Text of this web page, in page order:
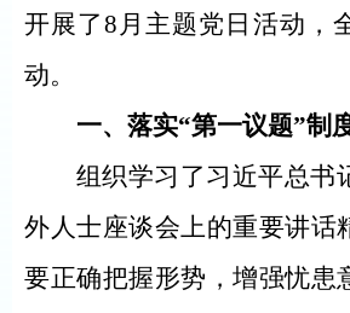
开展了8月主题党日活动，
动。
一、落实“第一议题”制
组织学习了习近平总书
外人士座谈会上的重要讲话
要正确把握形势，增强忧患